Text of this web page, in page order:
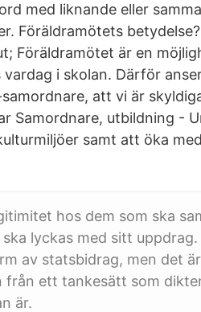
med liknande eller
Föräldramötets
Föräldramötet är en
i skolan. Därför
att vi är
Samordnare, utbildning -
samt att öka
hos dem som ska
lyckas med sitt
av statsbidrag, men det
från ett tankesätt som
är.